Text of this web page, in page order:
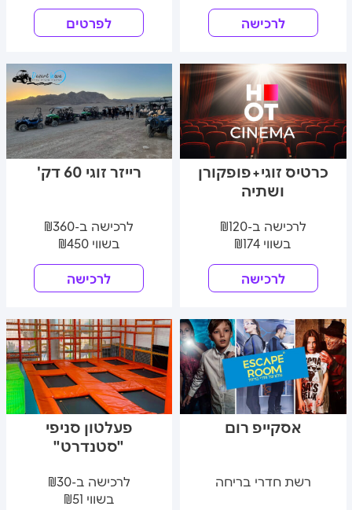
לפרטים לרכישה
רייזר זוגי 60 דק'
לרכישה ב-₪360
בשווי ₪450
לרכישה
כרטיס זוגי+פופקורן
ושתיה
לרכישה ב-₪120
בשווי ₪174
לרכישה
פעלטון סניפי
"סטנדרט"
לרכישה ב-₪30
בשווי ₪51
אסקייפ רום
רשת חדרי בריחה